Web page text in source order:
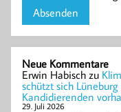
Neue Kommentare
Erwin Habisch zu
schützt sich
Kandidierenden
29. Juli 2026